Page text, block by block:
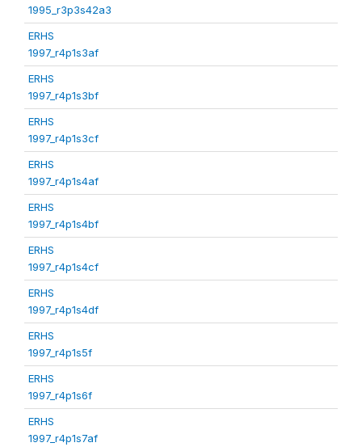
1995_r3p3s42a3
ERHS
1997_r4p1s3af
ERHS
1997_r4p1s3bf
ERHS
1997_r4p1s3cf
ERHS
1997_r4p1s4af
ERHS
1997_r4p1s4bf
ERHS
1997_r4p1s4cf
ERHS
1997_r4p1s4df
ERHS
1997_r4p1s5f
ERHS
1997_r4p1s6f
ERHS
1997_r4p1s7af